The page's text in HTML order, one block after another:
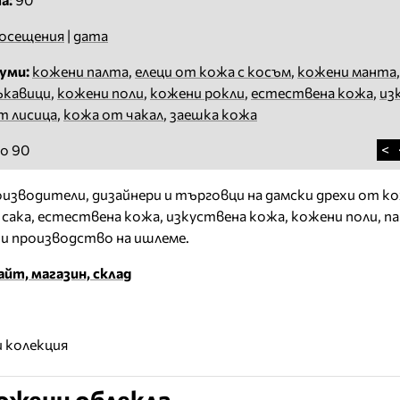
| дата
кожени палта, елеци от кожа с косъм, кожени манта,
, кожени поли, кожени рокли, естествена кожа,
лисица, кожа от чакал, заешка кожа
90 <
дизайнери и търговци на дамски дрехи от
естествена кожа, изкуствена кожа, кожени поли,
производство на ишлеме.
магазин, склад